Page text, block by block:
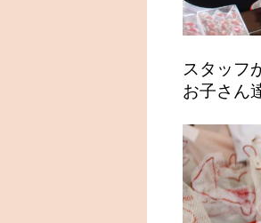
スタッフ
お子さん